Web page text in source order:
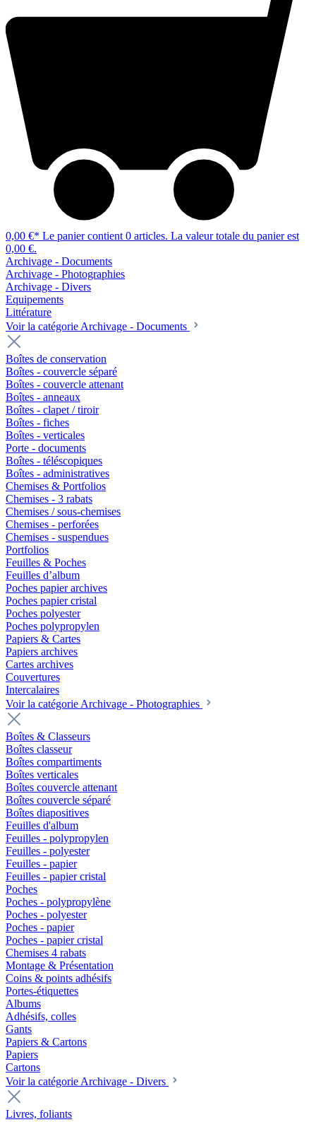
0,00 €* Le panier contient 0 articles. La valeur totale du panier est
0,00 €.
Archivage - Documents
Archivage - Photographies
Archivage - Divers
Equipements
Littérature
Voir la catégorie Archivage - Documents
Boîtes de conservation
Boîtes - couvercle séparé
Boîtes - couvercle attenant
Boîtes - anneaux
Boîtes - clapet / tiroir
Boîtes - fiches
Boîtes - verticales
Porte - documents
Boîtes - téléscopiques
Boîtes - administratives
Chemises & Portfolios
Chemises - 3 rabats
Chemises / sous-chemises
Chemises - perforées
Chemises - suspendues
Portfolios
Feuilles & Poches
Feuilles d’album
Poches papier archives
Poches papier cristal
Poches polyester
Poches polypropylen
Papiers & Cartes
Papiers archives
Cartes archives
Couvertures
Intercalaires
Voir la catégorie Archivage - Photographies
Boîtes & Classeurs
Boîtes classeur
Boîtes compartiments
Boîtes verticales
Boîtes couvercle attenant
Boîtes couvercle séparé
Boîtes diapositives
Feuilles d'album
Feuilles - polypropylen
Feuilles - polyester
Feuilles - papier
Feuilles - papier cristal
Poches
Poches - polypropylène
Poches - polyester
Poches - papier
Poches - papier cristal
Chemises 4 rabats
Montage & Présentation
Coins & points adhésifs
Portes-étiquettes
Albums
Adhésifs, colles
Gants
Papiers & Cartons
Papiers
Cartons
Voir la catégorie Archivage - Divers
Livres, foliants